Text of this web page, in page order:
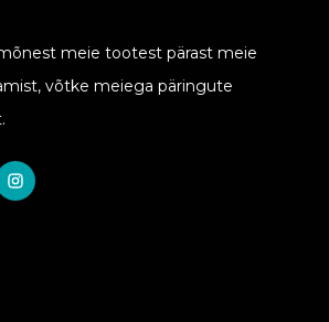
meie tootest pärast meie
võtke meiega päringute